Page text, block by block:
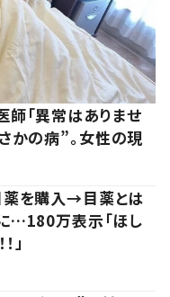
「異常はありませ
かの病”。女性の現
薬を購入→目薬とは
…180万表示「ほし
」